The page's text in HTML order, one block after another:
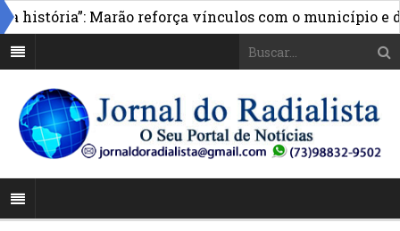
história”: Marão reforça vínculos com o município e
durante Fórum de Transparência da iniciativa